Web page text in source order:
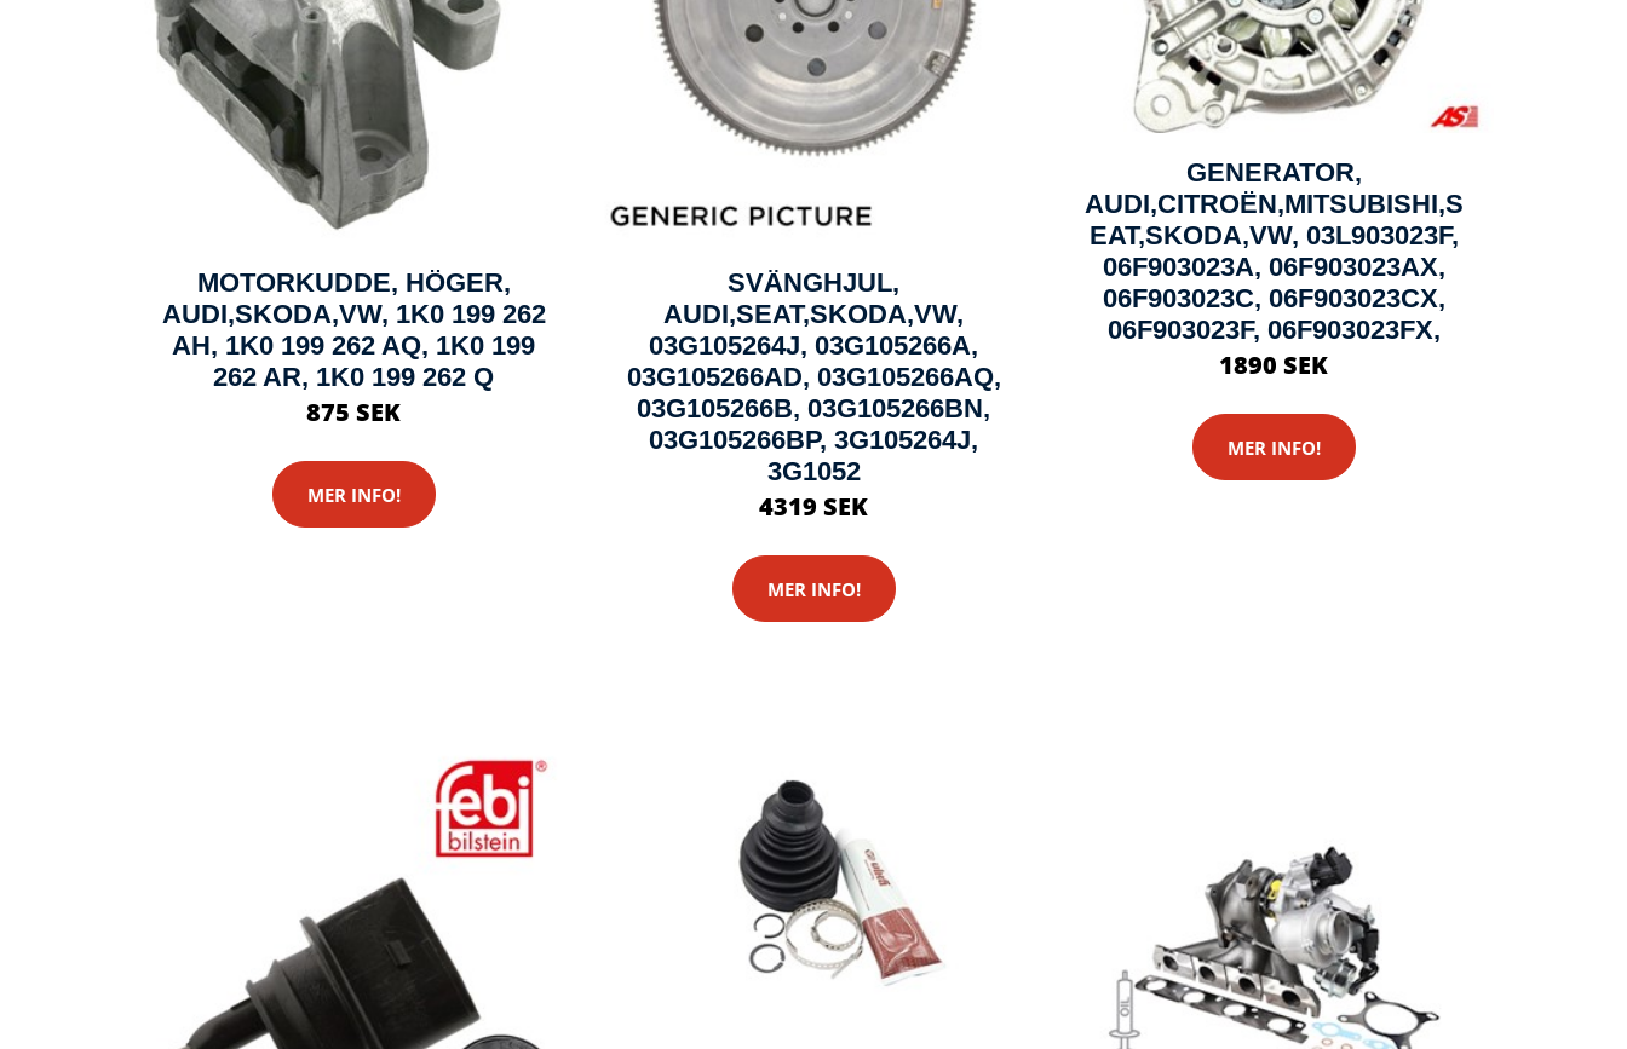
MOTORKUDDE, HÖGER,
AUDI,SKODA,VW, 1K0 199 262
AH, 1K0 199 262 AQ, 1K0 199
262 AR, 1K0 199 262 Q
875 SEK
MER INFO!
SVÄNGHJUL,
AUDI,SEAT,SKODA,VW,
03G105264J, 03G105266A,
03G105266AD, 03G105266AQ,
03G105266B, 03G105266BN,
03G105266BP, 3G105264J,
3G1052
4319 SEK
MER INFO!
GENERATOR,
AUDI,CITROËN,MITSUBISHI,S
EAT,SKODA,VW, 03L903023F,
06F903023A, 06F903023AX,
06F903023C, 06F903023CX,
06F903023F, 06F903023FX,
1890 SEK
MER INFO!